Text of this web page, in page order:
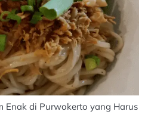
Enak di Purwokerto yang Harus